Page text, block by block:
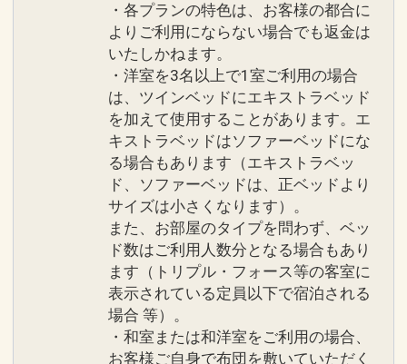
・各プランの特色は、お客様の都合に
よりご利用にならない場合でも返金は
いたしかねます。
・洋室を3名以上で1室ご利用の場合
は、ツインベッドにエキストラベッド
を加えて使用することがあります。エ
キストラベッドはソファーベッドにな
る場合もあります（エキストラベッ
ド、ソファーベッドは、正ベッドより
サイズは小さくなります）。
また、お部屋のタイプを問わず、ベッ
ド数はご利用人数分となる場合もあり
ます（トリプル・フォース等の客室に
表示されている定員以下で宿泊される
場合 等）。
・和室または和洋室をご利用の場合、
お客様ご自身で布団を敷いていただく